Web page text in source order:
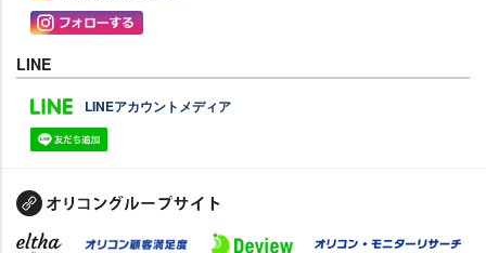
LINE
LINEアカウントメディア